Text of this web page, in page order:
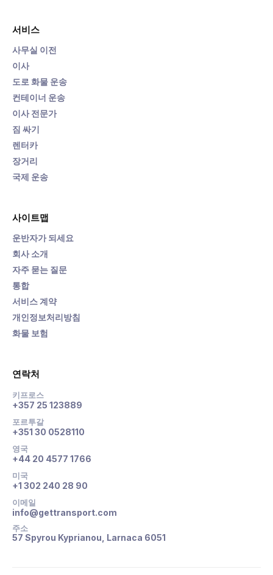
서비스
사무실 이전
이사
도로 화물 운송
컨테이너 운송
이사 전문가
짐 싸기
렌터카
장거리
국제 운송
사이트맵
운반자가 되세요
회사 소개
자주 묻는 질문
통합
서비스 계약
개인정보처리방침
화물 보험
연락처
키프로스
+357 25 123889
포르투갈
+351 30 0528110
영국
+44 20 4577 1766
미국
+1 302 240 28 90
이메일
info@gettransport.com
주소
57 Spyrou Kyprianou, Larnaca 6051